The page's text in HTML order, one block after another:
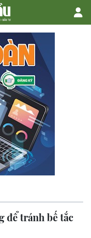
để tránh bế tắc